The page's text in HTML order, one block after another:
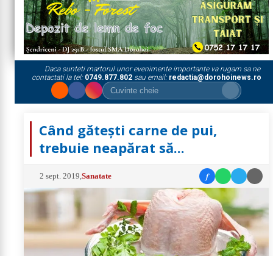
Daca sunteti martorul unor evenimente importante va rugam sa ne
contactati la tel: 0749.877.802sau email: redactia@dorohoinews.ro
Când găteşti carne de pui,
trebuie neapărat să...
2 sept. 2019 ,Sanatate f